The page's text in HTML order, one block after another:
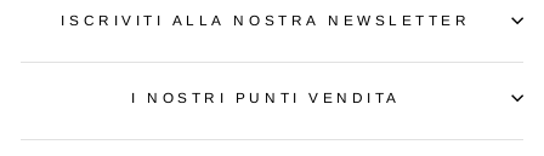
ISCRIVITI ALLA NOSTRA NEWSLETTER
I NOSTRI PUNTI VENDITA